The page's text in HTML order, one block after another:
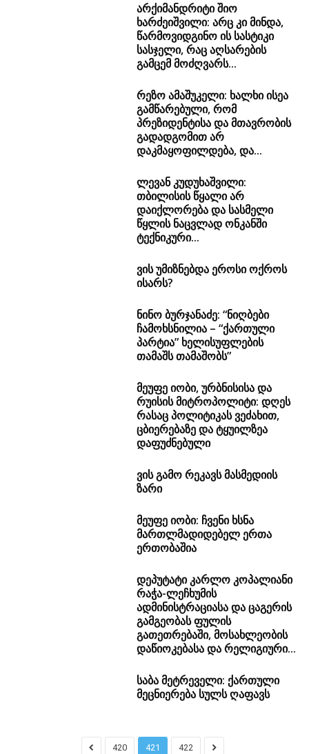
არქიმანდრიტი შიო
ხარძეიშვილი: არც კი მინდა,
წარმოვიდგინო ის სასტიკი
სასჯელი, რაც აღსარების
გამცემ მოძღვარს...
რეზო ამაშუკელი: ხალხი ისეა
გამწარებული, რომ
პრეზიდენტისა და მთავრობის
გადადგომით არ
დაკმაყოფილდება, და...
ლევან კუდუხაშვილი:
თბილისის წყალი არ
დაიქლორება და სასმელი
წყლის ნაცვლად ონკანში
ტექნიკური...
ვის უმიზნებდა ეროსი ოქროს
ისარს?
ნინო ბურჯანაძე: “ნიღბები
ჩამოხსნილია – “ქართული
პარტია” ხელისუფლების
თამაშს თამაშობს”
მეუფე იობი, ურბნისისა და
რუისის მიტროპოლიტი: დღეს
რასაც პოლიტიკას ვეძახით,
ცბიერებაზე და ტყუილზეა
დაფუძნებული
ვის გამო რეკავს მასმედიის
ზარი
მეუფე იობი: ჩვენი ხსნა
მართლმადიდებელ ერთა
ერთობაშია
დეპუტატი კარლო კოპალიანი
რაჭა-ლეჩხუმის
ადმინისტრაციასა და ცაგერის
გამგეობას ფულის
გათეთრებაში, მოსახლეობის
დაწიოკებასა და რელიგიური...
საბა მეტრეველი: ქართული
მეცნიერება სულს ღაფავს
420 421 422